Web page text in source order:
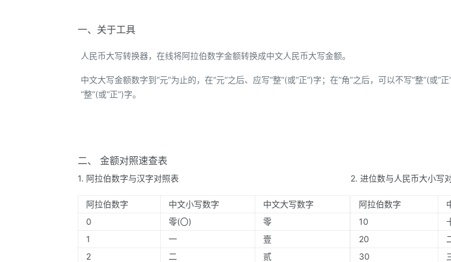
一、关于工具
人民币大写转换器，在线将阿拉伯数字金额转换成中文人民币大写金额。
中文大写金额数字到“元”为止的，在“元”之后、应写“整”(或“正”)字；在“角”之后，可以不写“整”(或“
“整”(或“正”)字。
二、 金额对照速查表
1. 阿拉伯数字与汉字对照表
阿拉伯数字 中文小写数字
中文大写数字
0
零(〇)
零
1
一
壹
2
二
贰
2. 进位数与人民币大小写
阿拉伯数字
10
20
30